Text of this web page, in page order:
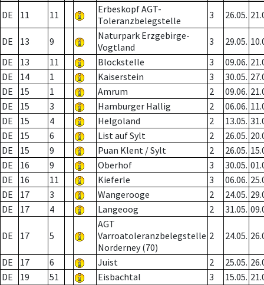
DE 11 11
Erbeskopf AGT-
Toleranzbelegstelle
3 26.05.
DE 13 9
Naturpark Erzgebirge-
Vogtland
3 29.05.
DE
13 11 Blockstelle 3 09.06.
DE
14 1 Kaiserstein 3 30.05.
DE
15 1 Amrum 2 09.06.
DE
15 3 Hamburger Hallig 2 06.06.
DE
15 4 Helgoland 2 13.05.
DE
15 6 List auf Sylt 2 26.05.
DE
15 9 Puan Klent / Sylt 2 26.05.
DE
16 9 Oberhof 3 30.05.
DE
16 11 Kieferle 3 06.06.
DE
17 3 Wangerooge 2 24.05.
DE
17 4 Langeoog 2 31.05.
DE 17 5
AGT
Varroatoleranzbelegstelle
Norderney (70)
2 24.05.
DE 17 6 Juist 2 25.05.
DE
19 51 Eisbachtal 3 15.05.